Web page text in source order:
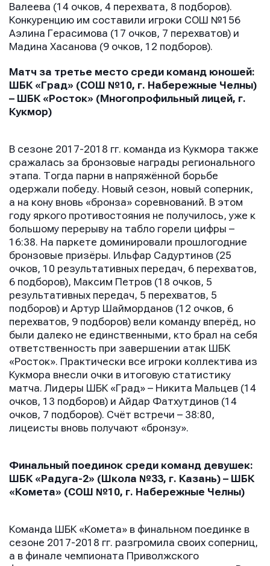
Валеева (14 очков, 4 перехвата, 8 подборов).
Конкуренцию им составили игроки СОШ №156
Аэлина Герасимова (17 очков, 7 перехватов) и
Мадина Хасанова (9 очков, 12 подборов).
Матч за третье место среди команд юношей:
ШБК «Град» (СОШ №10, г. Набережные Челны)
– ШБК «Росток» (Многопрофильный лицей, г.
Кукмор)
В сезоне 2017-2018 гг. команда из Кукмора также
сражалась за бронзовые награды регионального
этапа. Тогда парни в напряжённой борьбе
одержали победу. Новый сезон, новый соперник,
а на кону вновь «бронза» соревнований. В этом
году яркого противостояния не получилось, уже к
большому перерыву на табло горели цифры –
16:38. На паркете доминировали прошлогодние
бронзовые призёры. Ильфар Садуртинов (25
очков, 10 результативных передач, 6 перехватов,
6 подборов), Максим Петров (18 очков, 5
результативных передач, 5 перехватов, 5
подборов) и Артур Шайморданов (12 очков, 6
перехватов, 9 подборов) вели команду вперёд, но
были далеко не единственными, кто брал на себя
ответственность при завершении атак ШБК
«Росток». Практически все игроки коллектива из
Кукмора внесли очки в итоговую статистику
матча. Лидеры ШБК «Град» – Никита Мальцев (14
очков, 13 подборов) и Айдар Фатхутдинов (14
очков, 7 подборов). Счёт встречи – 38:80,
лицеисты вновь получают «бронзу».
Финальный поединок среди команд девушек:
ШБК «Радуга-2» (Школа №33, г. Казань) – ШБК
«Комета» (СОШ №10, г. Набережные Челны)
Команда ШБК «Комета» в финальном поединке в
сезоне 2017-2018 гг. разгромила своих соперниц,
а в финале чемпионата Приволжского